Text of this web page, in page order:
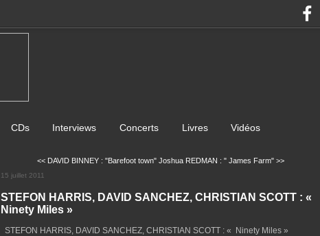
CDs Interviews Concerts Livres Vidéos
<< DAVID BINNEY : "Barefoot town" Joshua REDMAN : " James Farm" >>
15 juillet 2011
STEFON HARRIS, DAVID SANCHEZ, CHRISTIAN SCOTT : «
Ninety Miles »
STEFON HARRIS, DAVID SANCHEZ, CHRISTIAN SCOTT : « Ninety Miles »